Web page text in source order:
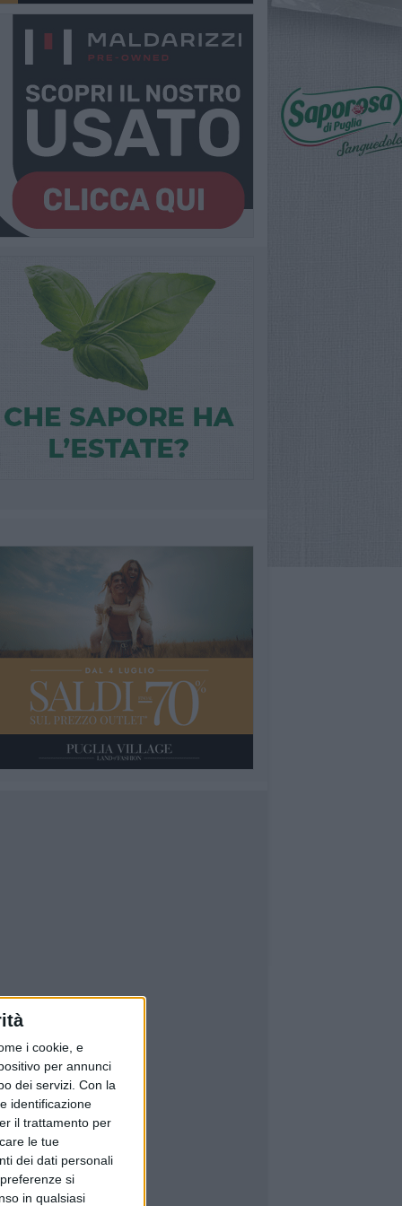
i cookie, e
per annunci
dei servizi. Con la
identificazione
il trattamento per
le tue
dei dati personali
si
in qualsiasi